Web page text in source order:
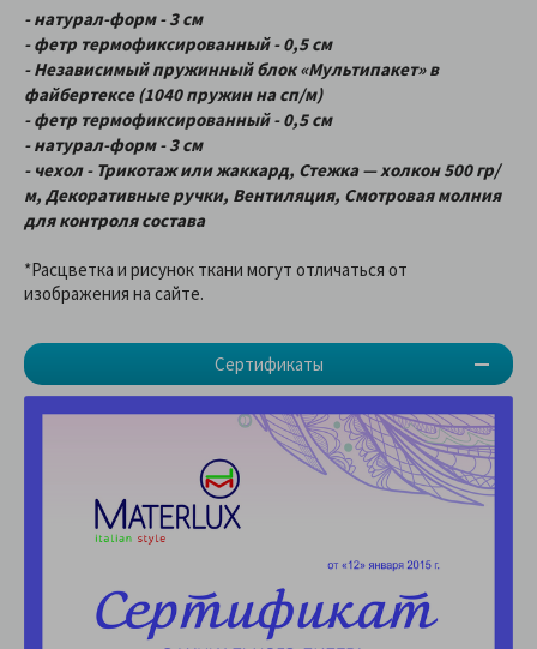
Сертификаты
- натурал-форм - 3 см
- фетр термофиксированный - 0,5 см
- Независимый пружинный блок «Мультипакет» в
файбертексе (1040 пружин на сп/м)
- фетр термофиксированный - 0,5 см
- натурал-форм - 3 см
- чехол - Трикотаж или жаккард, Стежка — холкон 500 гр/
м, Декоративные ручки, Вентиляция, Смотровая молния
для контроля состава
*Расцветка и рисунок ткани могут отличаться от
изображения на сайте.